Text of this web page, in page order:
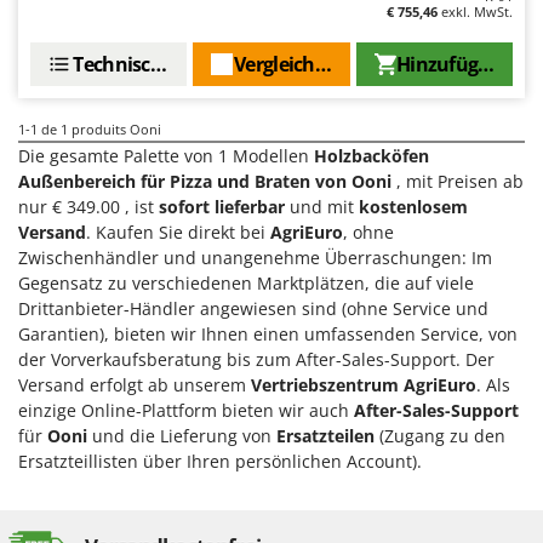
Furchenzieher für Traktoren
Gartengrills
Gartenpumpen
Gebläsespritzen für Traktoren
Gerätehäuser
Getreidemühlen
Grabenfräsen
Grubber - Tiefenlockerer
Grubber für Traktor
H
Häcksler
Brumi
C
C.EL.ME.
Calory Forni
Campagnola
Campingaz
Castelgarden
Castellari
Ceccato Olindo
Char-Broil
Classe
€ 755,46 exkl. MwSt.
Hinzufügen
Vergleichen Sie
Technische Daten
1-1 de 1 produits Ooni
Die gesamte Palette von 1 Modellen Holzbacköfen
Außenbereich für Pizza und Braten von Ooni , mit Preisen ab
nur € 349.00 , ist sofort lieferbar und mit kostenlosem
Versand. Kaufen Sie direkt bei AgriEuro, ohne
Zwischenhändler und unangenehme Überraschungen: Im
Gegensatz zu verschiedenen Marktplätzen, die auf viele
Drittanbieter-Händler angewiesen sind (ohne Service und
Garantien), bieten wir Ihnen einen umfassenden Service, von
der Vorverkaufsberatung bis zum After-Sales-Support. Der
Versand erfolgt ab unserem Vertriebszentrum AgriEuro. Als
einzige Online-Plattform bieten wir auch After-Sales-Support
für Ooni und die Lieferung von Ersatzteilen (Zugang zu den
Ersatzteillisten über Ihren persönlichen Account).